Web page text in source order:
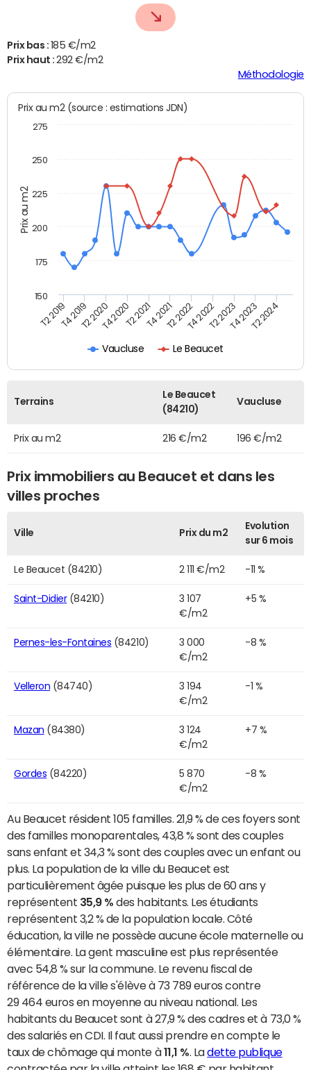
Prix bas : 185 €/m2
Prix haut :292 €/m2
Méthodologie
Prix au m2
Prix au m2 (source : estimations JDN)
Vaucluse Le Beaucet
T2 2019T4 2019T2 2020T4 2020T2 2021T4 2021T2 2022T4 2022T2 2023T4 2023T2 2024
150
175
200
225
250
275
Terrains
Le Beaucet
(84210)
Vaucluse
Prix au m2 216 €/m2 196 €/m2
Prix immobiliers au Beaucet et dans les
villes proches
Ville Prix du m2
Evolution
sur 6 mois
Le Beaucet (84210) 2 111 €/m2 -11 %
Saint-Didier(84210)
3 107
€/m2
+5 %
Pernes-les-Fontaines (84210)
3 000
€/m2
-8 %
Velleron (84740)
3 194
€/m2
-1 %
Mazan (84380)
3 124
€/m2
+7 %
Gordes (84220)
5 870
€/m2
-8 %
Au Beaucet résident 105 familles. 21,9 % de ces foyers sont
des familles monoparentales, 43,8 % sont des couples
sans enfant et 34,3 % sont des couples avec un enfant ou
plus. La population de la ville du Beaucet est
particulièrement âgée puisque les plus de 60 ans y
représentent 35,9 % des habitants. Les étudiants
représentent 3,2 % de la population locale. Côté
éducation, la ville ne possède aucune école maternelle ou
élémentaire. La gent masculine est plus représentée
avec 54,8 % sur la commune. Le revenu fiscal de
référence de la ville s'élève à 73 789 euros contre
29 464 euros en moyenne au niveau national. Les
habitants du Beaucet sont à 27,9 % des cadres et à 73,0 %
des salariés en CDI. Il faut aussi prendre en compte le
taux de chômage qui monte à11,1 %. Ladette publique